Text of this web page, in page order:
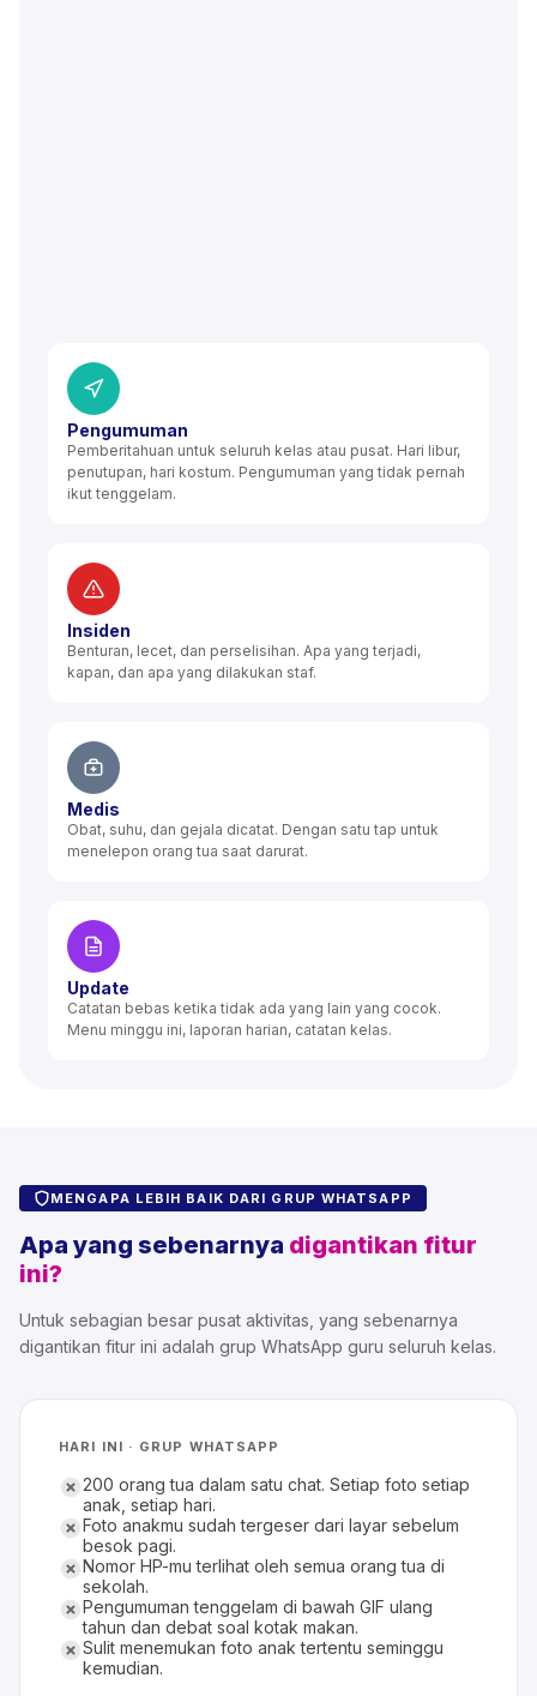
Pengumuman
Pemberitahuan untuk seluruh kelas atau pusat. Hari libur,
penutupan, hari kostum. Pengumuman yang tidak pernah
ikut tenggelam.
Insiden
Benturan, lecet, dan perselisihan. Apa yang terjadi,
kapan, dan apa yang dilakukan staf.
Medis
Obat, suhu, dan gejala dicatat. Dengan satu tap untuk
menelepon orang tua saat darurat.
Update
Catatan bebas ketika tidak ada yang lain yang cocok.
Menu minggu ini, laporan harian, catatan kelas.
MENGAPA LEBIH BAIK DARI GRUP WHATSAPP
Apa yang sebenarnya digantikan fitur
ini?
Untuk sebagian besar pusat aktivitas, yang sebenarnya
digantikan fitur ini adalah grup WhatsApp guru seluruh kelas.
HARI INI · GRUP WHATSAPP
200 orang tua dalam satu chat. Setiap foto setiap
anak, setiap hari.
Foto anakmu sudah tergeser dari layar sebelum
besok pagi.
Nomor HP-mu terlihat oleh semua orang tua di
sekolah.
Pengumuman tenggelam di bawah GIF ulang
tahun dan debat soal kotak makan.
Sulit menemukan foto anak tertentu seminggu
kemudian.